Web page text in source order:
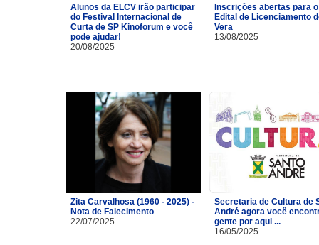
Alunos da ELCV irão participar
do Festival Internacional de
Curta de SP Kinoforum e você
pode ajudar!
20/08/2025
Inscrições abertas para o
Edital de Licenciamento
Vera
13/08/2025
Zita Carvalhosa (1960 - 2025) -
Nota de Falecimento
22/07/2025
Secretaria de Cultura de
André agora você
gente por aqui ...
16/05/2025